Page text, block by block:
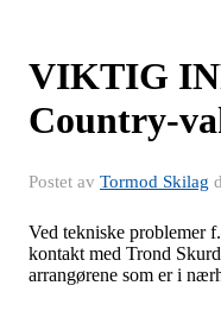
VIKTIG
Country-
Postet av Tormod Skilag
Ved tekniske problemer
kontakt med Trond
arrangørene som er i